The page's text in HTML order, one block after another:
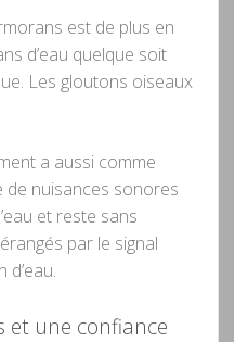
est de plus en
d’eau quelque soit
Les gloutons oiseaux
a aussi comme
de nuisances sonores
et reste sans
par le signal
et une confiance